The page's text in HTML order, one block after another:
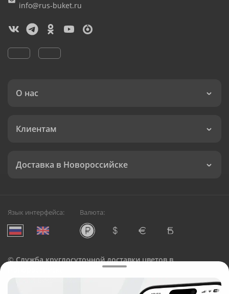
info@rus-buket.ru
О нас
Клиентам
Доставка в Новороссийске
Язык интерфейса: Валюта:
©Служба круглосуточной доставки цветов в
Русский Букет, 2026